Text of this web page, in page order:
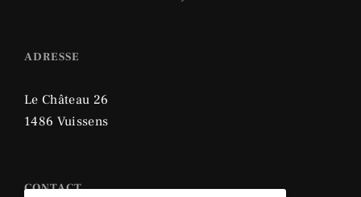
ADRESSE
Le Château 26
1486 Vuissens
CONTACT